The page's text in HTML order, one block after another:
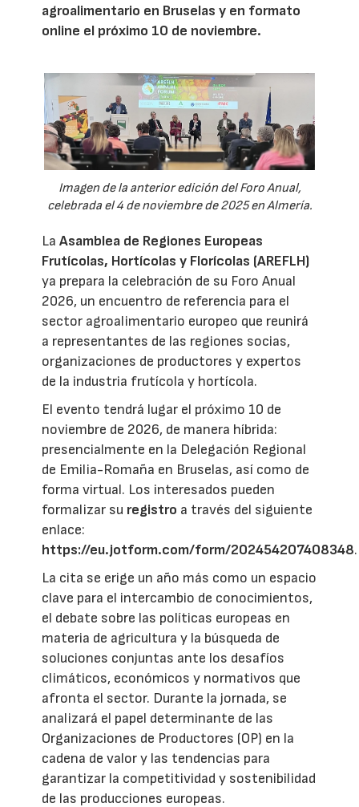
agroalimentario en Bruselas y en formato
online el próximo 10 de noviembre.
Imagen de la anterior edición del Foro Anual,
celebrada el 4 de noviembre de 2025 en Almería.
LaAsamblea de Regiones Europeas
Frutícolas, Hortícolas y Florícolas (AREFLH)
ya prepara la celebración de su Foro Anual
2026, un encuentro de referencia para el
sector agroalimentario europeo que reunirá
a representantes de las regiones socias,
organizaciones de productores y expertos
de la industria frutícola y hortícola.
El evento tendrá lugar el próximo 10 de
noviembre de 2026, de manera híbrida:
presencialmente en la Delegación Regional
de Emilia-Romaña en Bruselas, así como de
forma virtual. Los interesados pueden
formalizar su registro a través del siguiente
enlace:
https://eu.jotform.com/form/202454207408348.
La cita se erige un año más como un espacio
clave para el intercambio de conocimientos,
el debate sobre las políticas europeas en
materia de agricultura y la búsqueda de
soluciones conjuntas ante los desafíos
climáticos, económicos y normativos que
afronta el sector. Durante la jornada, se
analizará el papel determinante de las
Organizaciones de Productores (OP) en la
cadena de valor y las tendencias para
garantizar la competitividad y sostenibilidad
de las producciones europeas.